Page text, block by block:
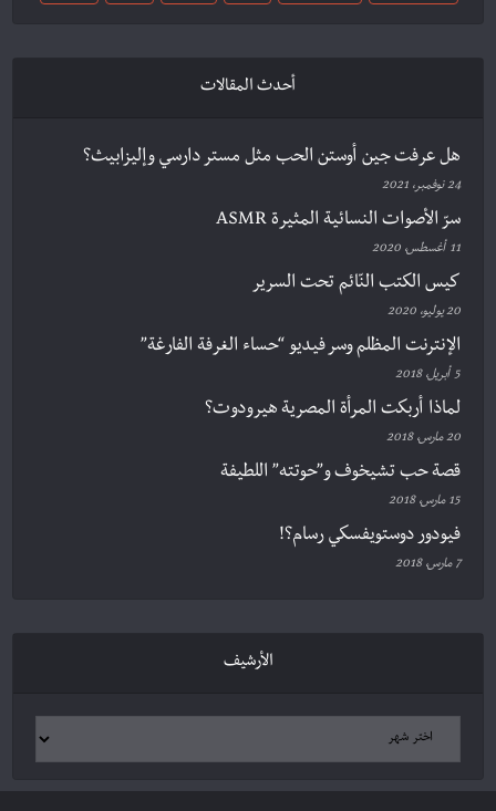
أحدث المقالات
هل عرفت جين أوستن الحب مثل مستر دارسي وإليزابيث؟
24 نوفمبر، 2021
سرّ الأصوات النسائية المثيرة ASMR
11 أغسطس، 2020
كيس الكتب النّائم تحت السرير
20 يوليو، 2020
الإنترنت المظلم وسر فيديو “حساء الغرفة الفارغة”
5 أبريل، 2018
لماذا أربكت المرأة المصرية هيرودوت؟
20 مارس، 2018
قصة حب تشيخوف و”حوتته” اللطيفة
15 مارس، 2018
فيودور دوستويفسكي رسام؟!
7 مارس، 2018
الأرشيف